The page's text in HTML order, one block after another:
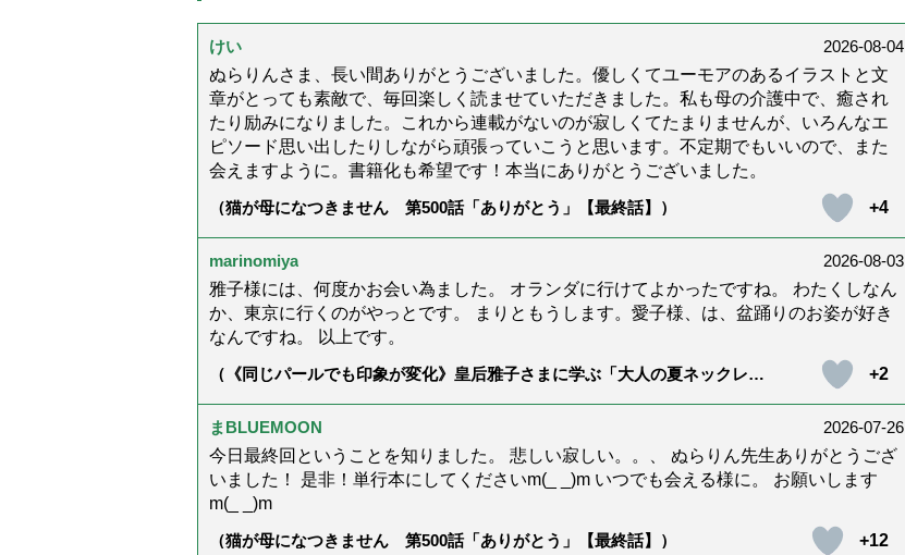
けい
2026-08-04
ぬらりんさま、長い間ありがとうございました。優しくてユーモアのあるイラストと文
章がとっても素敵で、毎回楽しく読ませていただきました。私も母の介護中で、癒され
たり励みになりました。これから連載がないのが寂しくてたまりませんが、いろんなエ
ピソード思い出したりしながら頑張っていこうと思います。不定期でもいいので、また
会えますように。書籍化も希望です！本当にありがとうございました。
（猫が母になつきません 第500話「ありがとう」【最終話】）
+4
marinomiya
2026-08-03
雅子様には、何度かお会い為ました。 オランダに行けてよかったですね。 わたくしなん
か、東京に行くのがやっとです。 まりともうします。愛子様、は、盆踊りのお姿が好き
なんですね。 以上です。
（《同じパールでも印象が変化》皇后雅子さまに学ぶ「大人の夏ネックレ
+2
まBLUEMOON
2026-07-26
今日最終回ということを知りました。 悲しい寂しい。。、 ぬらりん先生ありがとうござ
いました！ 是非！単行本にしてくださいm(_ _)m いつでも会える様に。 お願いします
m(_ _)m
（猫が母になつきません 第500話「ありがとう」【最終話】）
+12